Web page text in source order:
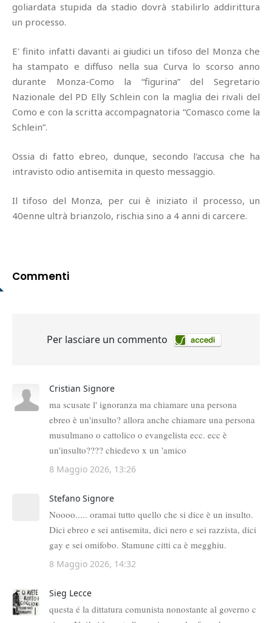
goliardata stupida da stadio dovrà stabilirlo addirittura
un processo.
E' finito infatti davanti ai giudici un tifoso del Monza che
ha stampato e diffuso nella sua Curva lo scorso anno
durante Monza-Como la “figurina” del Segretario
Nazionale del PD Elly Schlein con la maglia dei rivali del
Como e con la scritta accompagnatoria “Comasco come la
Schlein”.
Ossia di fatto ebreo, dunque, secondo l'accusa che ha
intravisto odio antisemita in questo messaggio.
Il tifoso del Monza, per cui è iniziato il processo, un
40enne ultrà brianzolo, rischia sino a 4 anni di carcere.
Commenti